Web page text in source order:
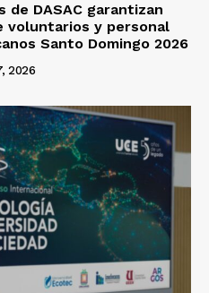
de DASAC garantizan
voluntarios y personal
Santo Domingo 2026
2026